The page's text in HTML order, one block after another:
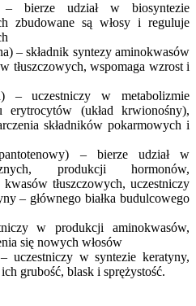
– bierze udział w biosyntezie
zbudowane są włosy i reguluje
– składnik syntezy aminokwasów
tłuszczowych, wspomaga wzrost i
– uczestniczy w metabolizmie
erytrocytów (układ krwionośny),
składników pokarmowych i
– bierze udział w
produkcji hormonów,
tłuszczowych, uczestniczy
– głównego białka budulcowego
w produkcji aminokwasów,
się nowych włosów
uczestniczy w syntezie keratyny,
grubość, blask i sprężystość.